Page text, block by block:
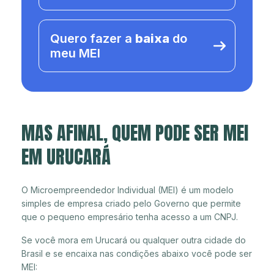
Quero fazer a baixa do
meu MEI
MAS AFINAL, QUEM PODE SER MEI
EM URUCARÁ
O Microempreendedor Individual (MEI) é um modelo
simples de empresa criado pelo Governo que permite
que o pequeno empresário tenha acesso a um CNPJ.
Se você mora em Urucará ou qualquer outra cidade do
Brasil e se encaixa nas condições abaixo você pode ser
MEI: